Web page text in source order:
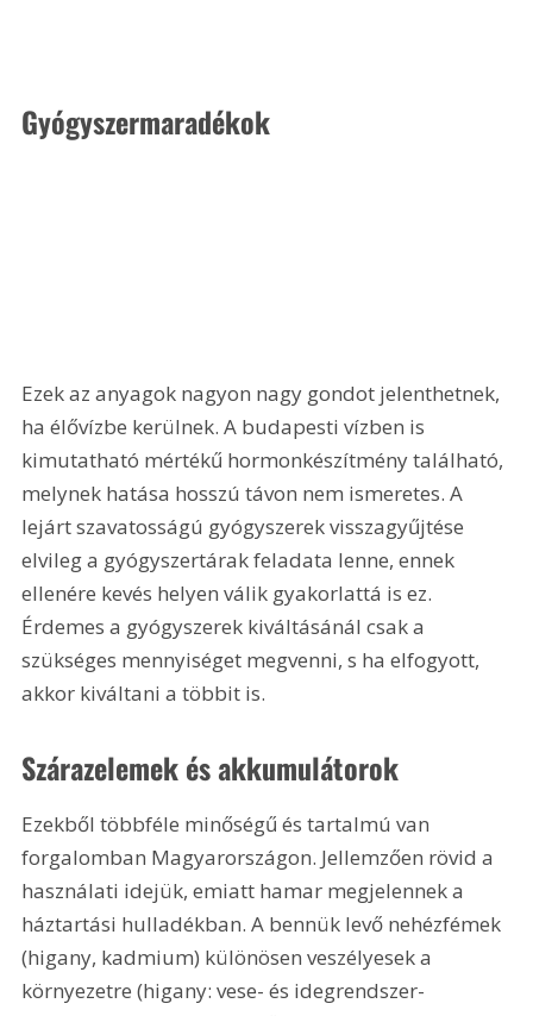
Gyógyszermaradékok
Ezek az anyagok nagyon nagy gondot jelenthetnek,
ha élővízbe kerülnek. A budapesti vízben is
kimutatható mértékű hormonkészítmény található,
melynek hatása hosszú távon nem ismeretes. A
lejárt szavatosságú gyógyszerek visszagyűjtése
elvileg a gyógyszertárak feladata lenne, ennek
ellenére kevés helyen válik gyakorlattá is ez.
Érdemes a gyógyszerek kiváltásánál csak a
szükséges mennyiséget megvenni, s ha elfogyott,
akkor kiváltani a többit is.
Szárazelemek és akkumulátorok
Ezekből többféle minőségű és tartalmú van
forgalomban Magyarországon. Jellemzően rövid a
használati idejük, emiatt hamar megjelennek a
háztartási hulladékban. A bennük levő nehézfémek
(higany, kadmium) különösen veszélyesek a
környezetre (higany: vese- és idegrendszer-